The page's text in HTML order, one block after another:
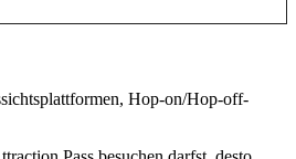
Hop-on/Hop-off-